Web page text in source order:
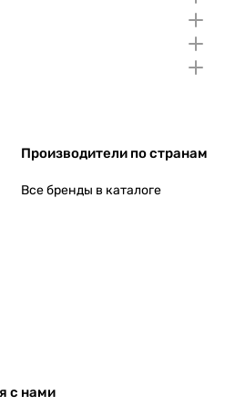
Производители по странам
Все бренды в каталоге
с нами